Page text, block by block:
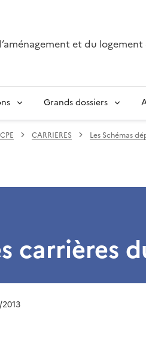
et du
Grands dossiers
CARRIERES Les Schémas
carrières